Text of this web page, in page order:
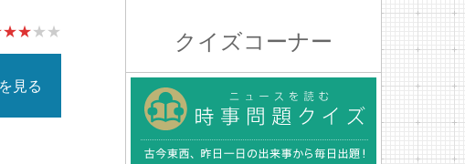
★★★★
見る
クイズコーナー